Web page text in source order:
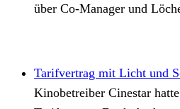
über Co-Manager und
Tarifvertrag mit Licht und
Kinobetreiber Cinestar